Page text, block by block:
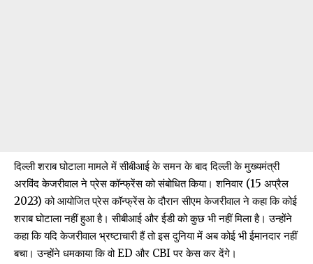
दिल्ली शराब घोटाला मामले में सीबीआई के समन के बाद दिल्ली के मुख्यमंत्री
अरविंद केजरीवाल ने प्रेस कॉन्फ्रेंस को संबोधित किया। शनिवार (15 अप्रैल
2023) को आयोजित प्रेस कॉन्फ्रेंस के दौरान सीएम केजरीवाल ने कहा कि कोई
शराब घोटाला नहीं हुआ है। सीबीआई और ईडी को कुछ भी नहीं मिला है। उन्होंने
कहा कि यदि केजरीवाल भ्रष्टाचारी हैं तो इस दुनिया में अब कोई भी ईमानदार नहीं
बचा। उन्होंने धमकाया कि वो ED और CBI पर केस कर देंगे।